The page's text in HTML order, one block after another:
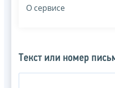
О сервисе
Текст или номер